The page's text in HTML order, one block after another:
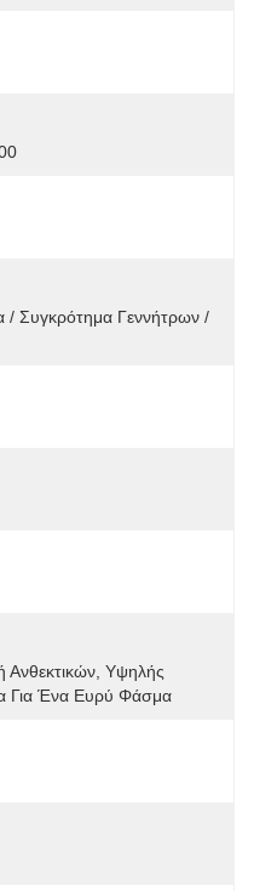
/ Συγκρότημα Γεννήτρων /
Ανθεκτικών, Υψηλής
Για Ένα Ευρύ Φάσμα